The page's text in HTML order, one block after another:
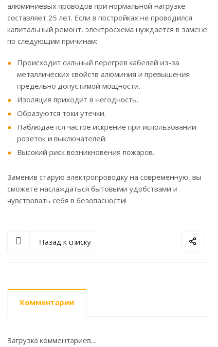
алюминиевых проводов при нормальной нагрузке
составляет 25 лет. Если в постройках не проводился
капитальный ремонт, электросхема нуждается в замене
по следующим причинам:
Происходит сильный перегрев кабелей из-за
металлических свойств алюминия и превышения
предельно допустимой мощности.
Изоляция приходит в негодность.
Образуются токи утечки.
Наблюдается частое искрение при использовании
розеток и выключателей.
Высокий риск возникновения пожаров.
Заменив старую электропроводку на современную, вы
сможете наслаждаться бытовыми удобствами и
чувствовать себя в безопасности!
Назад к списку
Комментарии
Загрузка комментариев...